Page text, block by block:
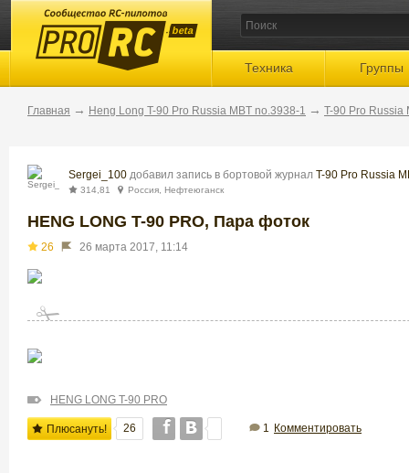
beta
Техника Группы
Главная → Heng Long T-90 Pro Russia MBT no.3938-1 → T-90 Pro Russia
Sergei_100 добавил запись в бортовой журнал T-90 Pro Russia
314,81 Россия, Нефтеюганск
HENG LONG T-90 PRO, Пара фоток
26 26 марта 2017, 11:14
HENG LONG T-90 PRO
Плюсануть! 26 1 Комментировать